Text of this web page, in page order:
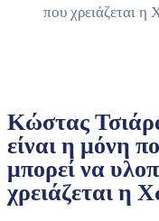
που χρειάζεται η
Κώστας
είναι η μόνη
μπορεί να
χρειάζεται η